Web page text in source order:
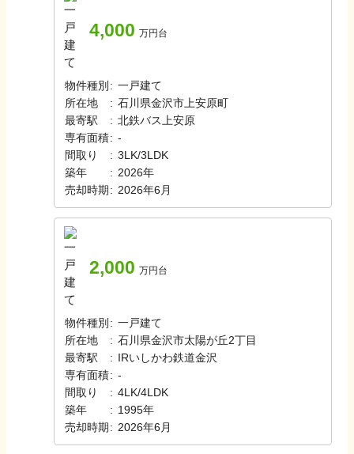
4,000 万円台
物件種別 : 一戸建て
所在地
: 石川県金沢市上安原町
最寄駅
: 北鉄バス上安原
専有面積: -
間取り
: 3LK/3LDK
築年
: 2026年
売却時期 : 2026年6月
2,000 万円台
物件種別 : 一戸建て
所在地
: 石川県金沢市太陽が丘2丁目
最寄駅
: IRいしかわ鉄道金沢
専有面積: -
間取り
: 4LK/4LDK
築年
: 1995年
売却時期 : 2026年6月